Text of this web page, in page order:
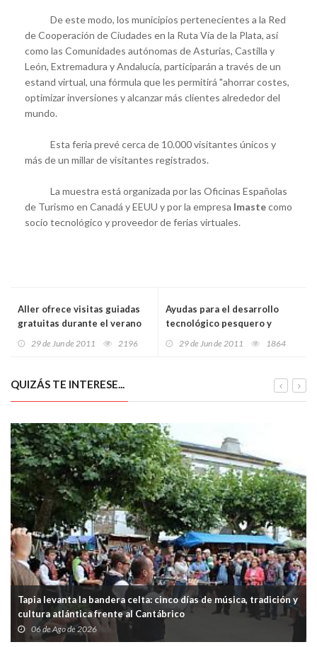
De este modo, los municipios pertenecientes a la Red
de Cooperación de Ciudades en la Ruta Vía de la Plata, así
como las Comunidades autónomas de Asturias, Castilla y
León, Extremadura y Andalucía, participarán a través de un
estand virtual, una fórmula que les permitirá "ahorrar costes,
optimizar inversiones y alcanzar más clientes alrededor del
mundo.
Esta feria prevé cerca de 10.000 visitantes únicos y
más de un millar de visitantes registrados.
La muestra está organizada por las Oficinas Españolas
de Turismo en Canadá y EEUU y por la empresa Imastecomo
socio tecnológico y proveedor de ferias virtuales.
Aller ofrece visitas guiadas
gratuitas durante el verano
29 de Jun de 2011 2196
Ayudas para el desarrollo
tecnológico pesquero y
29 de Jun de 2011 1864
QUIZÁS TE INTERESE...
Tapia levanta la bandera celta: cinco días de música, tradición y
cultura atlántica frente al Cantábrico
06 de Ago de 2026